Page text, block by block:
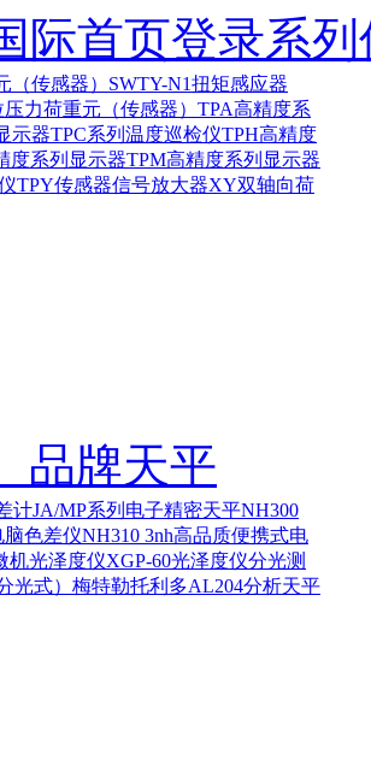
际首页登录系
（传感器） SWTY-N1扭矩感应器
力荷重元（传感器） TPA高精度系
示器TPC系列温度巡检仪TPH高精度
度系列显示器TPM高精度系列显示器
TPY传感器信号放大器XY双轴向荷
品牌天平
计JA/MP系列电子精密天平NH300
脑色差仪NH310 3nh高品质便携式电
机光泽度仪XGP-60光泽度仪分光测
光式） 梅特勒托利多AL204分析天平